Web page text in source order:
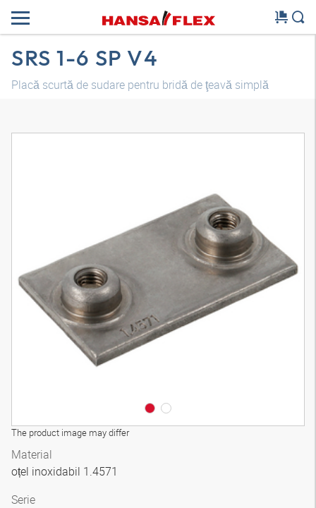
SRS 1-6 SP V4
Placă scurtă de sudare pentru bridă de ţeavă simplă
The product image may differ
Material
oțel inoxidabil 1.4571
Serie